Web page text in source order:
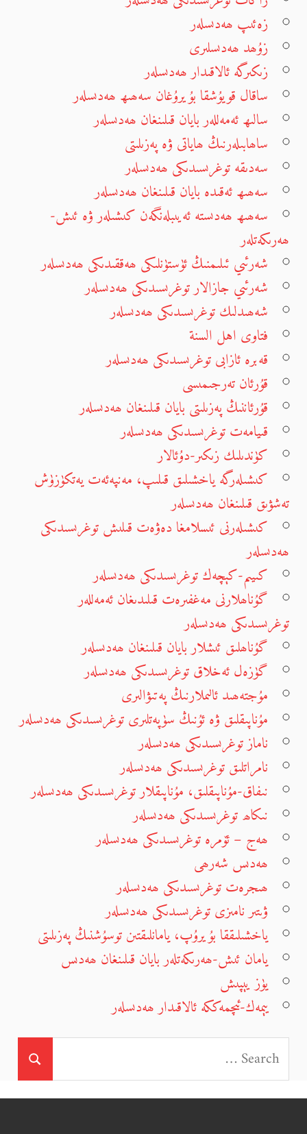
زەئىپ ھەدىسلەر
زۇھد ھەدىسلىرى
زىكىرگە ئالاقىدار ھەدىسلەر
ساقال قويۇشقا بۇيرۇغان سەھىھ ھەدىسلەر
سالىھ ئەمەللەر بايان قىلىنغان ھەدىسلەر
ساھابىلەرنىڭ ھاياتى ۋە پەزىلىتى
سەدىقە توغرىسىدىكى ھەدىسلەر
سەھىھ ئەقىدە بايان قىلىنغان ھەدىسلەر
سەھىھ ھەدىستە ئەيىبلەنگەن كىشىلەر ۋە ئىش-
ھەرىكەتلەر
شەرئىي ئىلىمنىڭ ئۈستۈنلىكى ھەققىدىكى ھەدىسلەر
شەرئىي جازالار توغرىسىدىكى ھەدىسلەر
شەھىدلىك توغرىسىدىكى ھەدىسلەر
فتاوى اهل السنة
قەبرە ئازابى توغرىسىدىكى ھەدىسلەر
قۇرئان تەرجىمىسى
قۇرئاننىڭ پەزىلىتى بايان قىلىنغان ھەدىسلەر
قىيامەت توغرىسىدىكى ھەدىسلەر
كۈندىلىك زىكىر-دۇئالار
كىشىلەرگە ياخشىلىق قىلىپ، مەنپەئەت يەتكۈزۈش
تەشۋىق قىلىنغان ھەدىسلەر
كىشىلەرنى ئىسلامغا دەۋەت قىلىش توغرىسىدىكى
ھەدىسلەر
كىيىم-كېچەك توغرىسىدىكى ھەدىسلەر
گۇناھلارنى مەغفىرەت قىلىدىغان ئەمەللەر
توغرىسىدىكى ھەدىسلەر
گۇناھلىق ئىشلار بايان قىلىنغان ھەدىسلەر
گۈزەل ئەخلاق توغرىسىدىكى ھەدىسلەر
مۇجتەھىد ئالىملارنىڭ پەتىۋالىرى
مۇناپىقلىق ۋە ئۇنىڭ سۈپەتلىرى توغرىسىدىكى ھەدىسلەر
ناماز توغرىسىدىكى ھەدىسلەر
نامراتلىق توغرىسىدىكى ھەدىسلەر
نىفاق-مۇناپىقلىق، مۇناپىقلار توغرىسىدىكى ھەدىسلەر
نىكاھ توغرىسىدىكى ھەدىسلەر
ھەج – ئۆمرە توغرىسىدىكى ھەدىسلەر
ھەدىس شەرھى
ھىجرەت توغرىسىدىكى ھەدىسلەر
ۋىتىر نامىزى توغرىسىدىكى ھەدىسلەر
ياخشىلىققا بۇيرۇپ، يامانلىقتىن توسۇشنىڭ پەزىلىتى
يامان ئىش-ھەرىكەتلەر بايان قىلىنغان ھەدىس
يۈز يېپىش
يېمەك-ئىچمەككە ئالاقىدار ھەدىسلەر